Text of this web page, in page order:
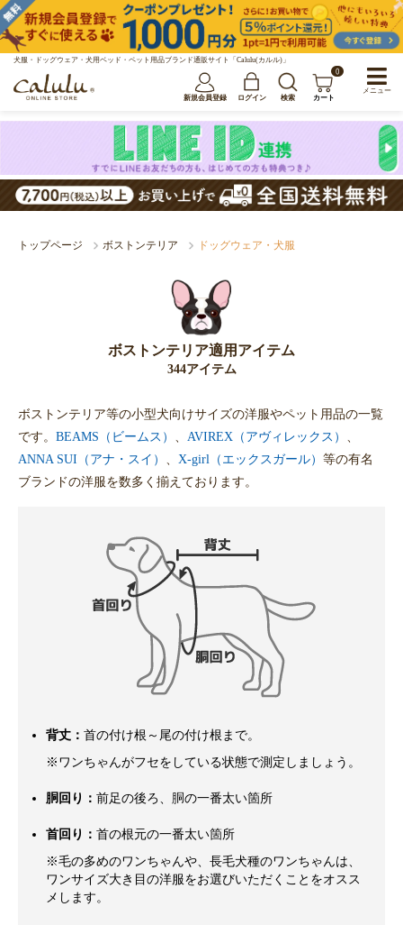
犬服・ドッグウェア・犬用ベッド・ペット用品ブランド通販サイト「Calulu(カルル)」
新規会員登録 ログイン 検索
0
カート
トップページ ボストンテリア ドッグウェア・犬服
ボストンテリア適用アイテム
344アイテム
ボストンテリア等の小型犬向けサイズの洋服やペット用品の一覧
です。 BEAMS（ビームス） AVIREX（アヴィレックス）
ANNA SUI（アナ・スイ）
X-girl（エックスガール） 等の有名
ブランドの洋服を数多く揃えております。
背丈： 首の付け根～尾の付け根まで。
※ワンちゃんがフセをしている状態で測定しましょう。
胴回り： 前足の後ろ、胴の一番太い箇所
首回り： 首の根元の一番太い箇所
※毛の多めのワンちゃんや、長毛犬種のワンちゃんは、
ワンサイズ大き目の洋服をお選びいただくことをオスス
メします。
メニュー